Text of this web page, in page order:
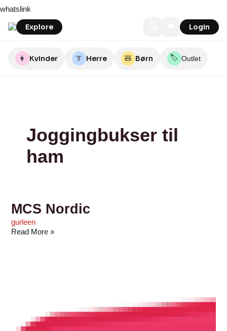
to
content
whatslink
Explore Login
👩 Kvinder 👔 Herre 🧸 Børn 🏷️ Outlet
Joggingbukser til
ham
MCS Nordic
gurleen
Nordic
Read More »
Lokale
Outlet
Langeland